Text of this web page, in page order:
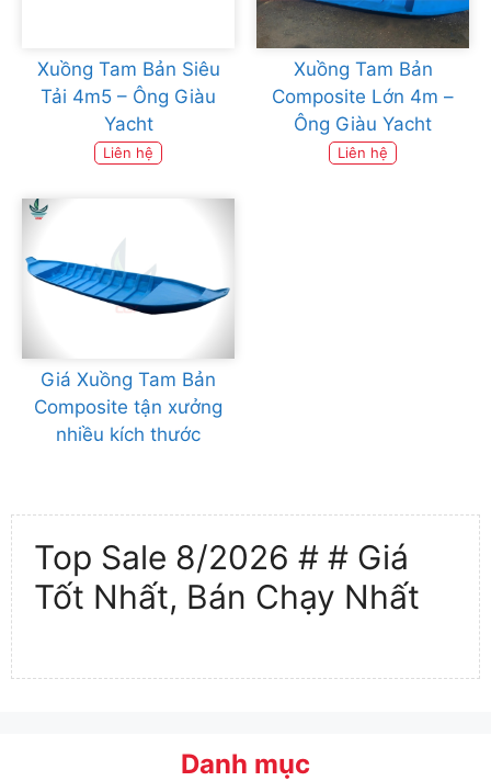
Xuồng Tam Bản Siêu
Tải 4m5 – Ông Giàu
Yacht
Liên hệ
Xuồng Tam Bản
Composite Lớn 4m –
Ông Giàu Yacht
Liên hệ
Giá Xuồng Tam Bản
Composite tận xưởng
nhiều kích thước
Top Sale 8/2026 # # Giá
Tốt Nhất, Bán Chạy Nhất
Danh mục